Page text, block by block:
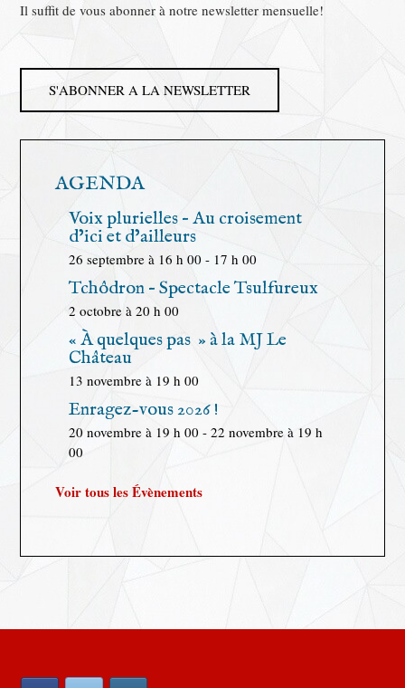
Il suffit de vous abonner à notre newsletter mensuelle!
S'ABONNER A LA NEWSLETTER
AGENDA
Voix plurielles – Au croisement
d’ici et d’ailleurs
26 septembre à 16 h 00 - 17 h 00
Tchôdron – Spectacle Tsulfureux
2 octobre à 20 h 00
« À quelques pas » à la MJ Le
Château
13 novembre à 19 h 00
Enragez-vous 2026 !
20 novembre à 19 h 00 - 22 novembre à 19 h
00
Voir tous les Évènements